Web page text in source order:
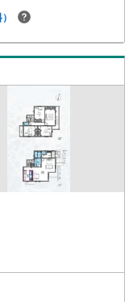
入者だけが加入でき
宅を買った後から始
必要になる【老後の
グ】で不安な部分を